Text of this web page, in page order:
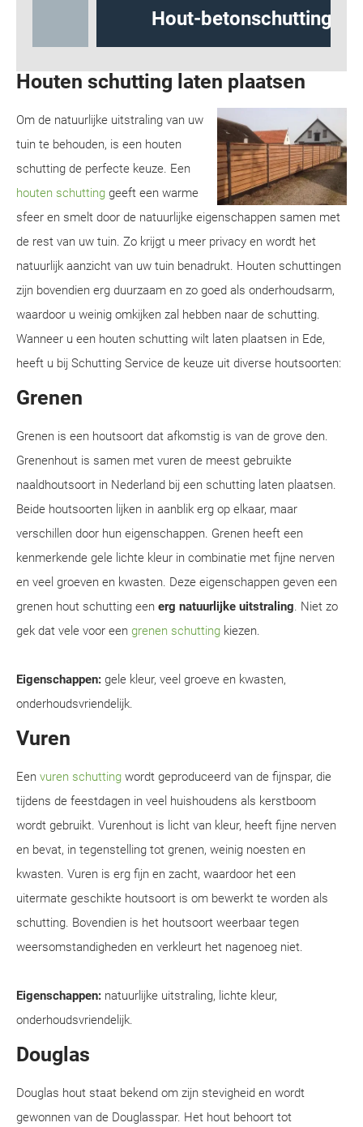
Hout-betonschutting
Houten schutting laten plaatsen
Om de natuurlijke uitstraling van uw
tuin te behouden, is een houten
schutting de perfecte keuze. Een
houten schutting geeft een warme
sfeer en smelt door de natuurlijke eigenschappen samen met
de rest van uw tuin. Zo krijgt u meer privacy en wordt het
natuurlijk aanzicht van uw tuin benadrukt. Houten schuttingen
zijn bovendien erg duurzaam en zo goed als onderhoudsarm,
waardoor u weinig omkijken zal hebben naar de schutting.
Wanneer u een houten schutting wilt laten plaatsen in Ede,
heeft u bij Schutting Service de keuze uit diverse houtsoorten:
Grenen
Grenen is een houtsoort dat afkomstig is van de grove den.
Grenenhout is samen met vuren de meest gebruikte
naaldhoutsoort in Nederland bij een schutting laten plaatsen.
Beide houtsoorten lijken in aanblik erg op elkaar, maar
verschillen door hun eigenschappen. Grenen heeft een
kenmerkende gele lichte kleur in combinatie met fijne nerven
en veel groeven en kwasten. Deze eigenschappen geven een
grenen hout schutting een erg natuurlijke uitstraling. Niet zo
gek dat vele voor een grenen schutting kiezen.
Eigenschappen: gele kleur, veel groeve en kwasten,
onderhoudsvriendelijk.
Vuren
Een vuren schutting wordt geproduceerd van de fijnspar, die
tijdens de feestdagen in veel huishoudens als kerstboom
wordt gebruikt. Vurenhout is licht van kleur, heeft fijne nerven
en bevat, in tegenstelling tot grenen, weinig noesten en
kwasten. Vuren is erg fijn en zacht, waardoor het een
uitermate geschikte houtsoort is om bewerkt te worden als
schutting. Bovendien is het houtsoort weerbaar tegen
weersomstandigheden en verkleurt het nagenoeg niet.
Eigenschappen: natuurlijke uitstraling, lichte kleur,
onderhoudsvriendelijk.
Douglas
Douglas hout staat bekend om zijn stevigheid en wordt
gewonnen van de Douglasspar. Het hout behoort tot